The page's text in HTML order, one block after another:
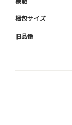
梱包サイズ
旧品番